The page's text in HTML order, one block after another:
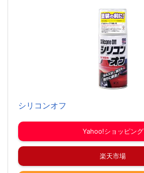
シリコンオフ
Yahoo!ショッピング
楽天市場